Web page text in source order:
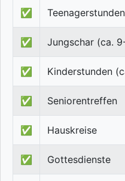
✅
✅ Jungschar (ca.
✅ Kinderstunden
✅ Seniorentreffen
✅ Hauskreise
✅ Gottesdienste